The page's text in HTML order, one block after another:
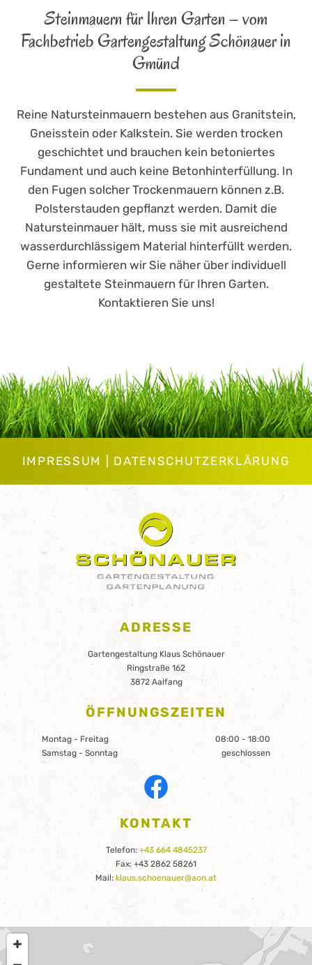
Steinmauern für Ihren Garten – vom
Fachbetrieb Gartengestaltung Schönauer in
Gmünd
Reine Natursteinmauern bestehen aus Granitstein,
Gneisstein oder Kalkstein. Sie werden trocken
geschichtet und brauchen kein betoniertes
Fundament und auch keine Betonhinterfüllung. In
den Fugen solcher Trockenmauern können z.B.
Polsterstauden gepflanzt werden. Damit die
Natursteinmauer hält, muss sie mit ausreichend
wasserdurchlässigem Material hinterfüllt werden.
Gerne informieren wir Sie näher über individuell
gestaltete Steinmauern für Ihren Garten.
Kontaktieren Sie uns!
IMPRESSUM DATENSCHUTZERKLÄRUNG
ADRESSE
Gartengestaltung Klaus Schönauer
Ringstraße 162
3872 Aalfang
ÖFFNUNGSZEITEN
Montag - Freitag
08:00 - 18:00
Samstag - Sonntag
geschlossen
KONTAKT
Telefon: +43 664 4845237
Fax: +43 2862 58261
Mail: klaus.schoenauer@aon.at